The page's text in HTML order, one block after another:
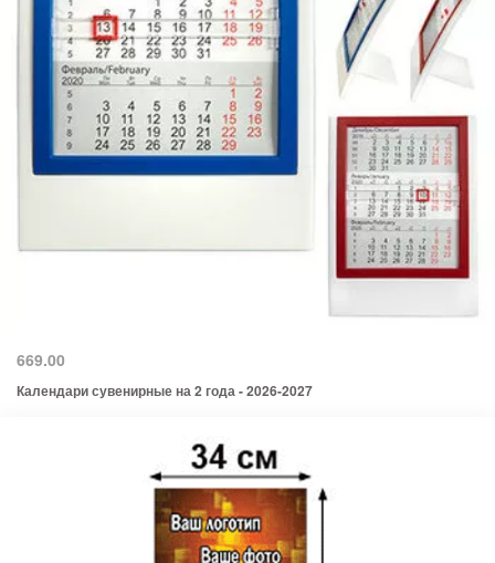
669.00
Календари сувенирные на 2 года - 2026-2027